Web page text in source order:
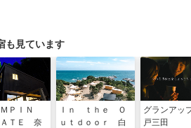
も見ています
ＰＩＮ
ＴＥ 奈
Ｉｎ ｔｈｅ Ｏ
ｕｔｄｏｏｒ 白
グランアッ
戸三田